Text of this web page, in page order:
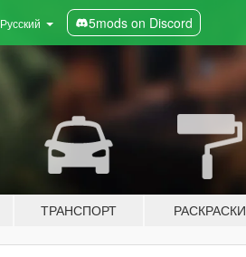
Русский 5mods on Discord
ТРАНСПОРТ РАСКРАСКИ